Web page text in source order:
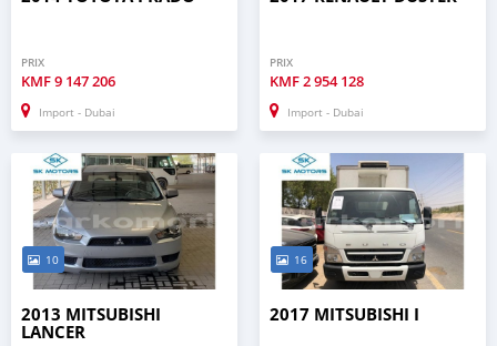
PRIX
KMF9 147 206
Import - Dubai
PRIX
KMF2 954 128
Import - Dubai
10
2013 MITSUBISHI
LANCER
16
2017 MITSUBISHI I